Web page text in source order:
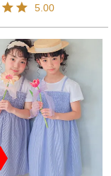
5.00